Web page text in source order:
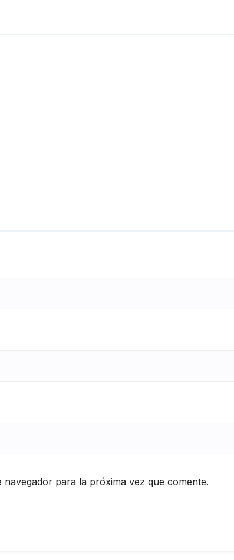
para la próxima vez que comente.